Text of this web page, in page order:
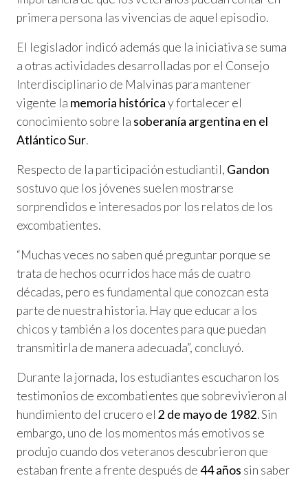
primera persona las vivencias de aquel episodio.
El legislador indicó además que la iniciativa se suma
a otras actividades desarrolladas por el Consejo
Interdisciplinario de Malvinas para mantener
vigente la memoria históricay fortalecer el
conocimiento sobre la soberanía argentina en el
Atlántico Sur.
Respecto de la participación estudiantil, Gandon
sostuvo que los jóvenes suelen mostrarse
sorprendidos e interesados por los relatos de los
excombatientes.
“Muchas veces no saben qué preguntar porque se
trata de hechos ocurridos hace más de cuatro
décadas, pero es fundamental que conozcan esta
parte de nuestra historia. Hay que educar a los
chicos y también a los docentes para que puedan
transmitirla de manera adecuada”, concluyó.
Durante la jornada, los estudiantes escucharon los
testimonios de excombatientes que sobrevivieron al
hundimiento del crucero el 2 de mayo de 1982. Sin
embargo, uno de los momentos más emotivos se
produjo cuando dos veteranos descubrieron que
estaban frente a frente después de44 años sin saber